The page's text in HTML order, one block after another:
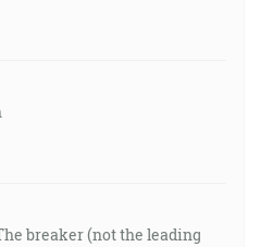
breaker (not the leading